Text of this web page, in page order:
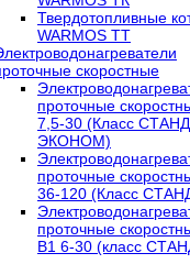
Твердотопливные
WARMOS TT
скоростные
проточные
7,5-30 (Класс
ЭКОНОМ)
проточные
36-120 (Класс
проточные
В1 6-30 (класс